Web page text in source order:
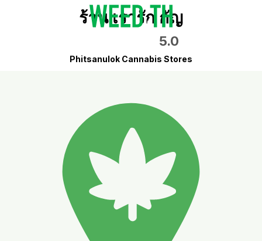
ร้าน เรารัก กัญ
5.0
Phitsanulok Cannabis Stores